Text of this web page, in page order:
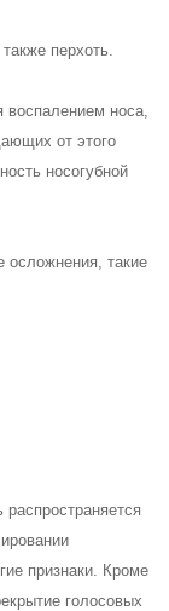
перхоть.
воспалением носа,
от этого
носогубной
осложнения, такие
распространяется
признаки. Кроме
голосовых